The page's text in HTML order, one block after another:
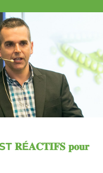
𝐑É𝐀𝐂𝐓𝐈𝐅𝐒 𝐩𝐨𝐮𝐫